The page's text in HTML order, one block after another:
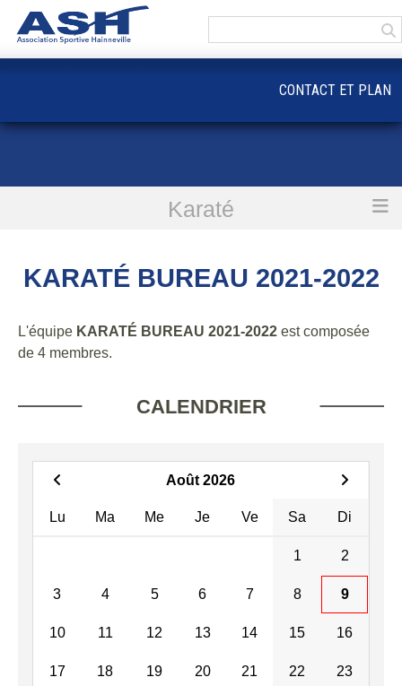
Karaté
KARATÉ BUREAU 2021-2022
KARATÉ BUREAU 2021-2022
L'équipe KARATÉ BUREAU 2021-2022 est composée
de 4 membres.
CALENDRIER
Août 2026
Lu Ma Me Je Ve Sa Di
1 2
3 4 5 6 7 8 9
10 11 12 13 14 15 16
17 18 19 20 21 22 23
CONTACT ET PLAN
Panneau de gestion des cookies